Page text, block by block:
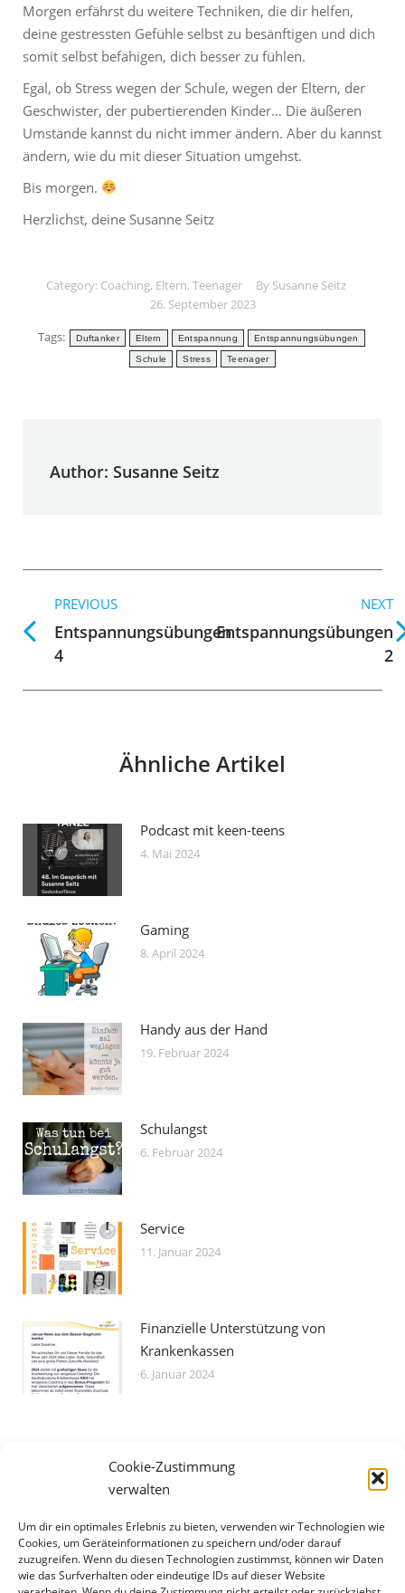
Cookie-Zustimmung
verwalten
Um dir ein optimales Erlebnis zu bieten, verwenden wir Technologien wie
Cookies, um Geräteinformationen zu speichern und/oder darauf
zuzugreifen. Wenn du diesen Technologien zustimmst, können wir Daten
wie das Surfverhalten oder eindeutige IDs auf dieser Website
Morgen erfährst du weitere Techniken, die dir helfen,
deine gestressten Gefühle selbst zu besänftigen und dich
somit selbst befähigen, dich besser zu fühlen.
Egal, ob Stress wegen der Schule, wegen der Eltern, der
Geschwister, der pubertierenden Kinder… Die äußeren
Umstände kannst du nicht immer ändern. Aber du kannst
ändern, wie du mit dieser Situation umgehst.
Bis morgen.
Herzlichst, deine Susanne Seitz
Category: Coaching, Eltern, Teenager By Susanne Seitz
26. September 2023
Tags:
Duftanker Eltern Entspannung Entspannungsübungen
Schule Stress Teenager
Author: Susanne Seitz
Post
navigation
PREVIOUS
Previous
post:
Entspannungsübungen
4
NEXT
Next
Entspannungsübungen
2
Ähnliche Artikel
Podcast mit keen-teens
4. Mai 2024
Gaming
8. April 2024
Handy aus der Hand
19. Februar 2024
Schulangst
6. Februar 2024
Service
11. Januar 2024
Finanzielle Unterstützung von
Krankenkassen
6. Januar 2024
Keen-Teens
AGB